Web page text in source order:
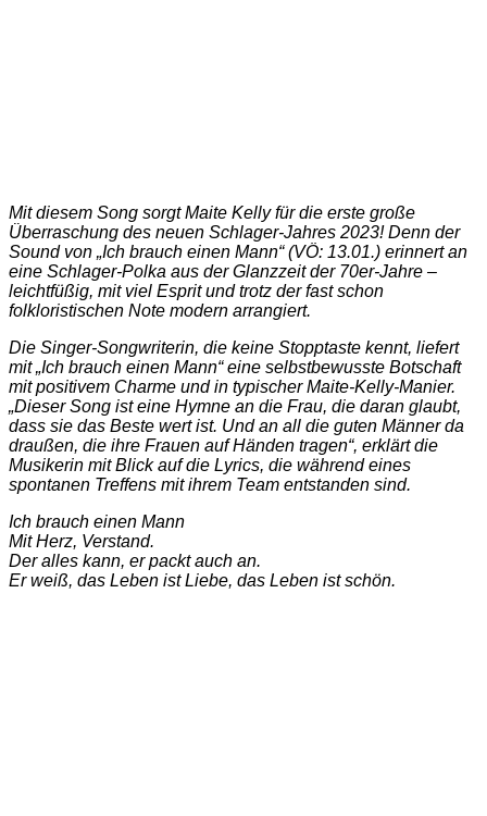
Mit diesem Song sorgt Maite Kelly für die erste große
Überraschung des neuen Schlager-Jahres 2023! Denn der
Sound von „Ich brauch einen Mann“ (VÖ: 13.01.) erinnert an
eine Schlager-Polka aus der Glanzzeit der 70er-Jahre –
leichtfüßig, mit viel Esprit und trotz der fast schon
folkloristischen Note modern arrangiert.
Die Singer-Songwriterin, die keine Stopptaste kennt, liefert
mit „Ich brauch einen Mann“ eine selbstbewusste Botschaft
mit positivem Charme und in typischer Maite-Kelly-Manier.
„Dieser Song ist eine Hymne an die Frau, die daran glaubt,
dass sie das Beste wert ist. Und an all die guten Männer da
draußen, die ihre Frauen auf Händen tragen“, erklärt die
Musikerin mit Blick auf die Lyrics, die während eines
spontanen Treffens mit ihrem Team entstanden sind.
Ich brauch einen Mann
Mit Herz, Verstand.
Der alles kann, er packt auch an.
Er weiß, das Leben ist Liebe, das Leben ist schön.